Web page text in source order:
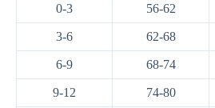
0-3 56-62
3-6 62-68
6-9 68-74
9-12 74-80